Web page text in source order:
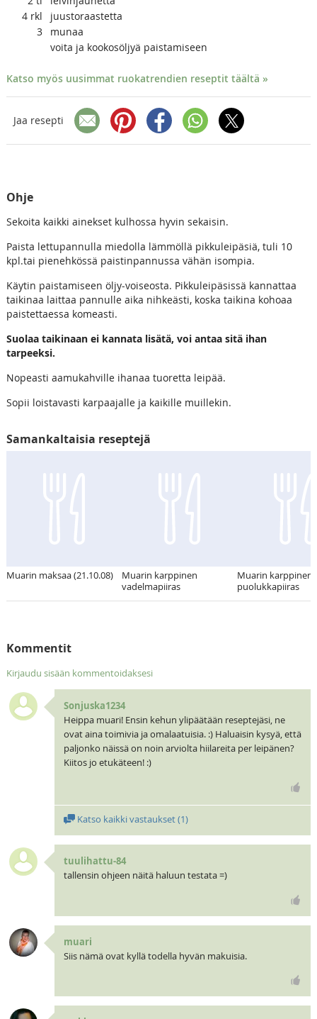
4 rkl
juustoraastetta
3
munaa
voita ja kookosöljyä paistamiseen
Katso myös uusimmat ruokatrendien reseptit täältä »
Jaa resepti
Ohje
Sekoita kaikki ainekset kulhossa hyvin sekaisin.
Paista lettupannulla miedolla lämmöllä pikkuleipäsiä, tuli 10
kpl.tai pienehkössä paistinpannussa vähän isompia.
Käytin paistamiseen öljy-voiseosta. Pikkuleipäsissä kannattaa
taikinaa laittaa pannulle aika nihkeästi, koska taikina kohoaa
paistettaessa komeasti.
Suolaa taikinaan ei kannata lisätä, voi antaa sitä ihan
tarpeeksi.
Nopeasti aamukahville ihanaa tuoretta leipää.
Sopii loistavasti karpaajalle ja kaikille muillekin.
Samankaltaisia reseptejä
Muarin maksaa (21.10.08)
Muarin karppinen
vadelmapiiras
Muarin karppinen
puolukkapiiras
Kommentit
Kirjaudu sisään kommentoidaksesi
Sonjuska1234
Heippa muari! Ensin kehun ylipäätään reseptejäsi, ne
ovat aina toimivia ja omalaatuisia. :) Haluaisin kysyä, että
paljonko näissä on noin arviolta hiilareita per leipänen?
Kiitos jo etukäteen! :)
Katso kaikki vastaukset (1)
tuulihattu-84
tallensin ohjeen näitä haluun testata =)
muari
Siis nämä ovat kyllä todella hyvän makuisia.